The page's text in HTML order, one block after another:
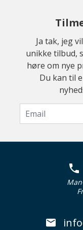
Ja tak, jeg
unikke tilbud,
høre om nye
Du kan til